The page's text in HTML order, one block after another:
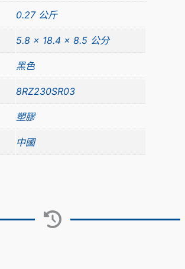
0.27 公斤
5.8 × 18.4 × 8.5 公分
黑色
8RZ230SR03
塑膠
中國